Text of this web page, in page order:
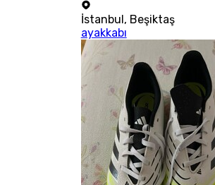
İstanbul, Beşiktaş
ayakkabı